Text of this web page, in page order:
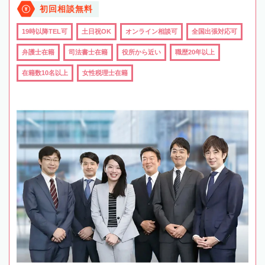
初回相談無料
19時以降TEL可 土日祝OK オンライン相談可 全国出張対応可
弁護士在籍 司法書士在籍 役所から近い 職歴20年以上
在籍数10名以上 女性税理士在籍